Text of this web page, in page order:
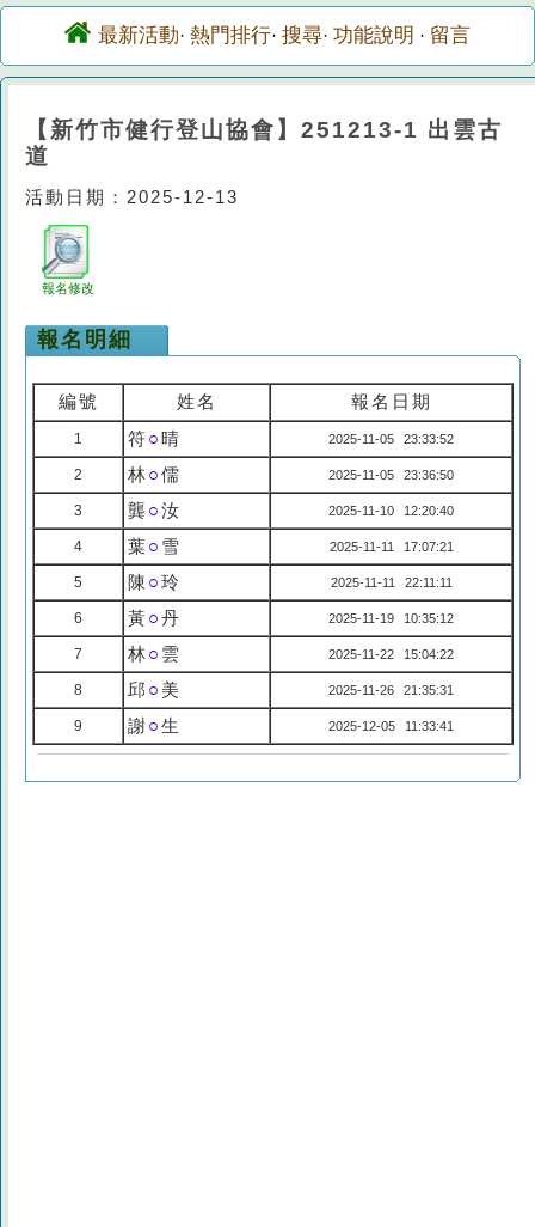
最新活動· 熱門排行· 搜尋· 功能說明 · 留言
【新竹市健行登山協會】251213-1 出雲古
道
活動日期：2025-12-13
報名修改
報名明細
編號 姓名 報名日期
1 符○ 晴 2025-11-05 23:33:52
2 林○儒 2025-11-05 23:36:50
3 龔○汝 2025-11-10 12:20:40
4 葉○ 雪 2025-11-11 17:07:21
5 陳 ○玲 2025-11-11 22:11:11
6 黃○丹 2025-11-19 10:35:12
7 林○ 雲 2025-11-22 15:04:22
8 邱 ○ 美 2025-11-26 21:35:31
9 謝○生 2025-12-05 11:33:41